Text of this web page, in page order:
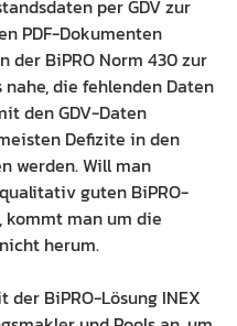
per GDV zur
PDF-Dokumenten
der BiPRO Norm 430 zur
die fehlenden Daten
den GDV-Daten
Defizite in den
werden. Will man
guten BiPRO-
kommt man um die
herum.
BiPRO-Lösung INEX